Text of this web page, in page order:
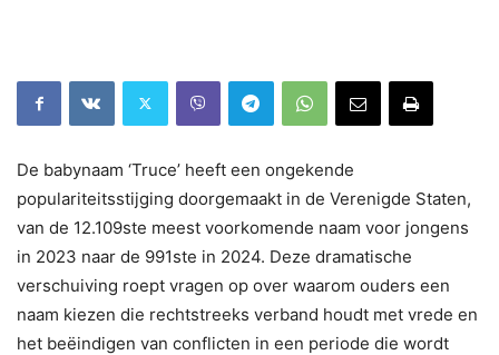
De babynaam ‘Truce’ heeft een ongekende
populariteitsstijging doorgemaakt in de Verenigde Staten,
van de 12.109ste meest voorkomende naam voor jongens
in 2023 naar de 991ste in 2024. Deze dramatische
verschuiving roept vragen op over waarom ouders een
naam kiezen die rechtstreeks verband houdt met vrede en
het beëindigen van conflicten in een periode die wordt